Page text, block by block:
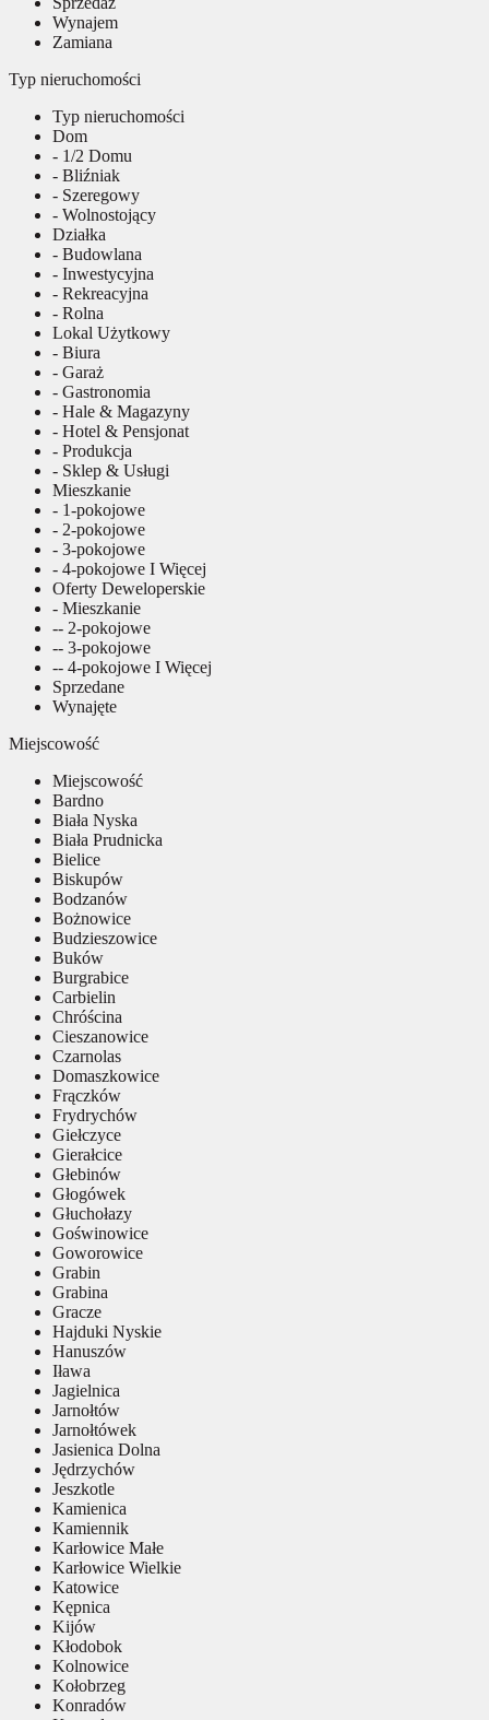
Wynajem
Zamiana
Typ nieruchomości
Typ nieruchomości
Dom
- 1/2 Domu
- Bliźniak
- Szeregowy
- Wolnostojący
Działka
- Budowlana
- Inwestycyjna
- Rekreacyjna
- Rolna
Lokal Użytkowy
- Biura
- Garaż
- Gastronomia
- Hale & Magazyny
- Hotel & Pensjonat
- Produkcja
- Sklep & Usługi
Mieszkanie
- 1-pokojowe
- 2-pokojowe
- 3-pokojowe
- 4-pokojowe I Więcej
Oferty Deweloperskie
- Mieszkanie
-- 2-pokojowe
-- 3-pokojowe
-- 4-pokojowe I Więcej
Sprzedane
Wynajęte
Miejscowość
Miejscowość
Bardno
Biała Nyska
Biała Prudnicka
Bielice
Biskupów
Bodzanów
Bożnowice
Budzieszowice
Buków
Burgrabice
Carbielin
Chróścina
Cieszanowice
Czarnolas
Domaszkowice
Frączków
Frydrychów
Giełczyce
Gierałcice
Głebinów
Głogówek
Głuchołazy
Goświnowice
Goworowice
Grabin
Grabina
Gracze
Hajduki Nyskie
Hanuszów
Iława
Jagielnica
Jarnołtów
Jarnołtówek
Jasienica Dolna
Jędrzychów
Jeszkotle
Kamienica
Kamiennik
Karłowice Małe
Karłowice Wielkie
Katowice
Kępnica
Kijów
Kłodobok
Kolnowice
Kołobrzeg
Konradów